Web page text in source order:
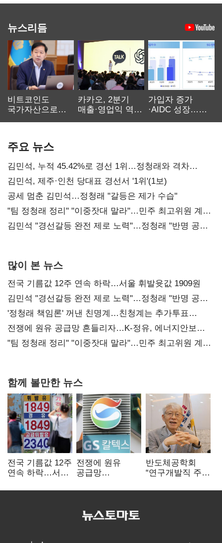
뉴스리듬
비트코인도
국가자산으로…'
카카오, 2분기
매출·영업익 역대
가입자 증가
·AIDC 성장…
주요 뉴스
김민석, 누적 45.42%로 경선 1위…정청래와 격차
0.86%p(2보)
김민석, 제주·인천 당대표 경선서 '1위'(1보)
공세 멈춘 김민석…정청래 "갈등은 제가 수습"
"팀 정청래 정리" "이중잣대 말라"…민주 최고위원 계파
다툼 격화
김민석 "경선갈등 완전 제로 노력"…정청래 "반명 공세
많이 본 뉴스
전국 기름값 12주 연속 하락…서울 휘발윳값 1909원
김민석 "경선갈등 완전 제로 노력"…정청래 "반명 공세
사과부터"
'정청래 책임론' 꺼낸 친명계…친청계는 추가투표
때리기
전쟁에 원유 공급망 흔들리자…K-정유, 에너지안보
핵심으로 재부상
"팀 정청래 정리" "이중잣대 말라"…민주 최고위원 계파
함께 볼만한 뉴스
전국 기름값 12주
연속 하락…서울
전쟁에 원유
공급망
정유, 에너지안보
반도체공학회
“연구개발직 주
개선해야”